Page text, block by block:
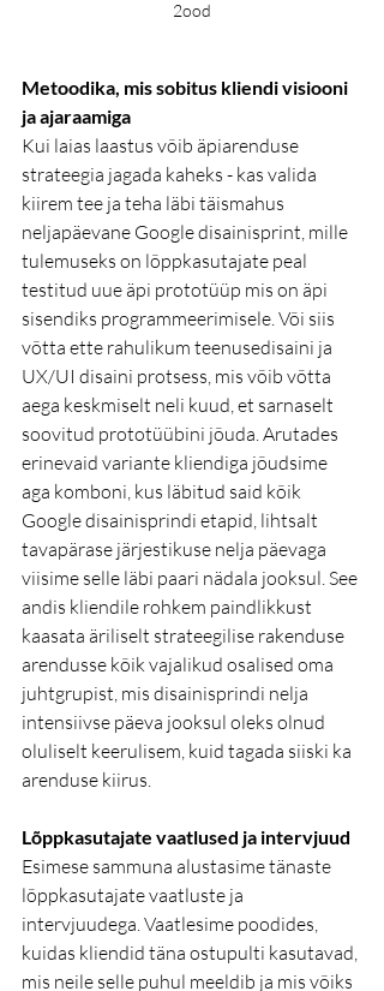
2ood
Metoodika, mis sobitus kliendi visiooni
ja ajaraamiga
Kui laias laastus võib äpiarenduse
strateegia jagada kaheks - kas valida
kiirem tee ja teha läbi täismahus
neljapäevane Google disainisprint, mille
tulemuseks on lõppkasutajate peal
testitud uue äpi prototüüp mis on äpi
sisendiks programmeerimisele. Või siis
võtta ette rahulikum teenusedisaini ja
UX/UI disaini protsess, mis võib võtta
aega keskmiselt neli kuud, et sarnaselt
soovitud prototüübini jõuda. Arutades
erinevaid variante kliendiga jõudsime
aga komboni, kus läbitud said kõik
Google disainisprindi etapid, lihtsalt
tavapärase järjestikuse nelja päevaga
viisime selle läbi paari nädala jooksul. See
andis kliendile rohkem paindlikkust
kaasata äriliselt strateegilise rakenduse
arendusse kõik vajalikud osalised oma
juhtgrupist, mis disainisprindi nelja
intensiivse päeva jooksul oleks olnud
oluliselt keerulisem, kuid tagada siiski ka
arenduse kiirus.
Lõppkasutajate vaatlused ja intervjuud
Esimese sammuna alustasime tänaste
lõppkasutajate vaatluste ja
intervjuudega. Vaatlesime poodides,
kuidas kliendid täna ostupulti kasutavad,
mis neile selle puhul meeldib ja mis võiks